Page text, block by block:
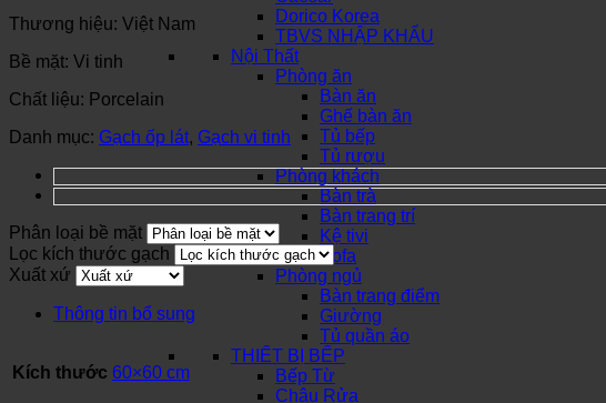
Dorico Korea
TBVS NHẬP KHẨU
Nội Thất
Phòng ăn
Bàn ăn
Ghế bàn ăn
Tủ bếp
Tủ rượu
Phòng khách
Bàn trà
Bàn trang trí
Kệ tivi
Sofa
Phòng ngủ
Bàn trang điểm
Giường
Tủ quần áo
THIẾT BỊ BẾP
Bếp Từ
Chậu Rửa
Thương hiệu: Việt Nam
Bề mặt: Vi tinh
Chất liệu: Porcelain
Danh mục: Gạch ốp lát, Gạch vi tinh
Phân loại bề mặt
Lọc kích thước gạch
Xuất xứ
Thông tin bổ sung
Kích thước 60×60 cm